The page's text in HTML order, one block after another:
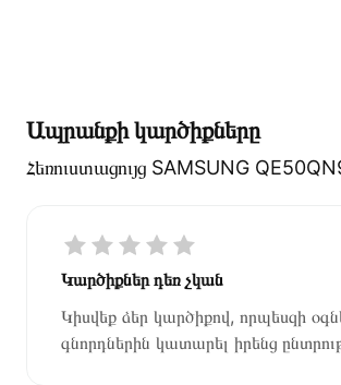
Ապրանքի կարծիքները
Հեռուստացույց SAMSUNG
Կարծիքներ դեռ չկան
Կիսվեք ձեր կարծիքով, որպեսզի
գնորդներին կատարել իրենց